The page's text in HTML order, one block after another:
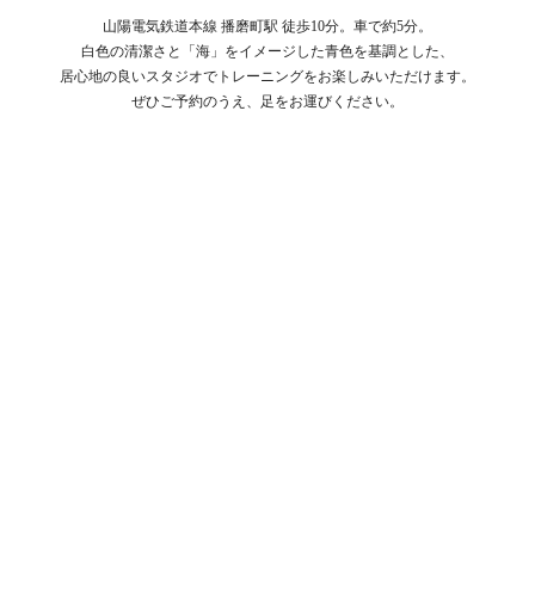
山陽電気鉄道本線 播磨町駅 徒歩10分。車で約5分。
白色の清潔さと「海」をイメージした青色を基調とした、
居心地の良いスタジオでトレーニングをお楽しみいただけます。
ぜひご予約のうえ、足をお運びください。